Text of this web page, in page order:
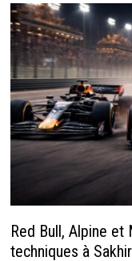
Red Bull, Alpine
techniques à